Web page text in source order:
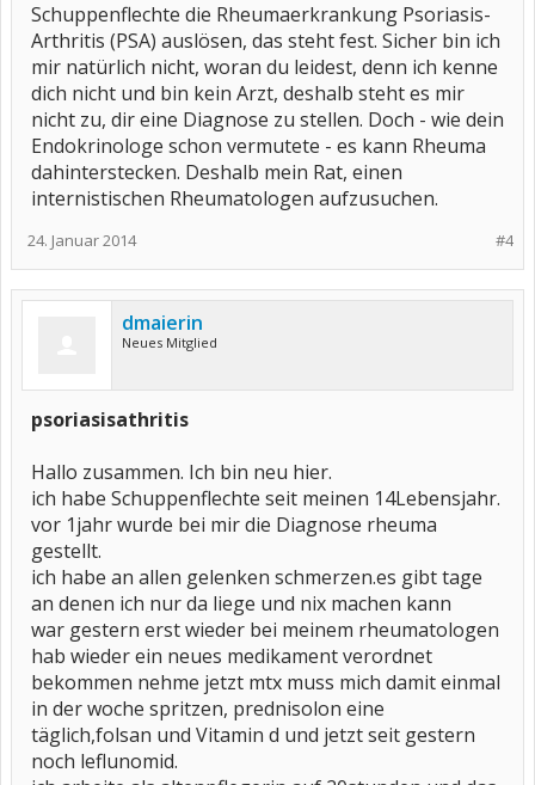
Schuppenflechte die Rheumaerkrankung Psoriasis-
Arthritis (PSA) auslösen, das steht fest. Sicher bin ich
mir natürlich nicht, woran du leidest, denn ich kenne
dich nicht und bin kein Arzt, deshalb steht es mir
nicht zu, dir eine Diagnose zu stellen. Doch - wie dein
Endokrinologe schon vermutete - es kann Rheuma
dahinterstecken. Deshalb mein Rat, einen
internistischen Rheumatologen aufzusuchen.
#4
24. Januar 2014
dmaierin
Neues Mitglied
psoriasisathritis
Hallo zusammen. Ich bin neu hier.
ich habe Schuppenflechte seit meinen 14Lebensjahr.
vor 1jahr wurde bei mir die Diagnose rheuma
gestellt.
ich habe an allen gelenken schmerzen.es gibt tage
an denen ich nur da liege und nix machen kann
war gestern erst wieder bei meinem rheumatologen
hab wieder ein neues medikament verordnet
bekommen nehme jetzt mtx muss mich damit einmal
in der woche spritzen, prednisolon eine
täglich,folsan und Vitamin d und jetzt seit gestern
noch leflunomid.